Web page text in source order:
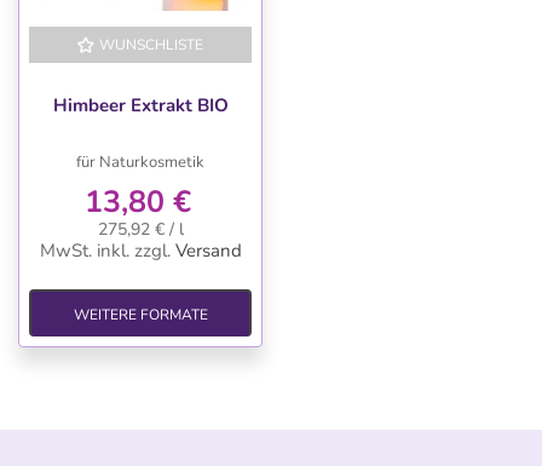
WUNSCHLISTE
Himbeer Extrakt BIO
für Naturkosmetik
13,80 €
275,92 € / l
MwSt. inkl. zzgl. Versand
WEITERE FORMATE